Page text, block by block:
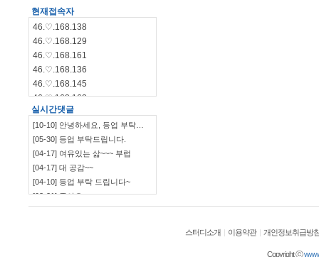
현재접속자
46.♡.168.138
46.♡.168.129
46.♡.168.161
46.♡.168.136
46.♡.168.145
46.♡.168.162
46.♡.168.144
46.♡.168.140
115.♡.135.198
46.♡.168.139
실시간댓글
[10-10] 안녕하세요, 등업 부탁…
[05-30] 등업 부탁드립니다.
[04-17] 여유있는 삶~~~ 부럽
[04-17] 대 공감~~
[04-10] 등업 부탁 드립니다~
[03-21] 좋아요
`~~~~~~~~~~~~~~~…
스터디소개 | 이용약관 | 개인정보취급방
Copyright ⓒ